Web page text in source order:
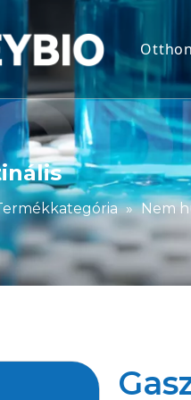
Otthon
» Nem